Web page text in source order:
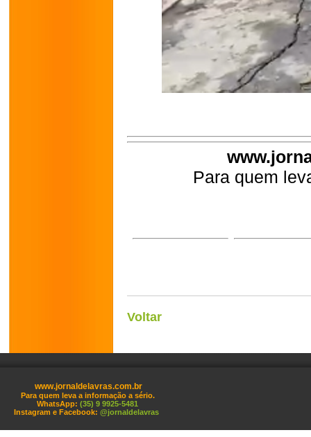
Para quem
Voltar
www.jornaldelavras.com.br
Para quem leva a informação a sério.
WhatsApp: (35) 9 9925-5481
Instagram e Facebook: @jornaldelavras